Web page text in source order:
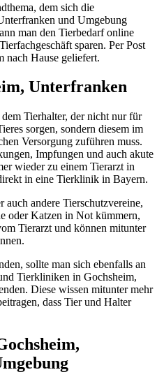
dem sich die
und Umgebung
man den Tierbedarf online
sparen. Per Post
nach Hause geliefert.
Unterfranken
Tierhalter, der nicht nur für
sorgen, sondern diesem im
Versorgung zuführen muss.
Impfungen und auch akute
wieder zu einem Tierarzt in
in eine Tierklinik in Bayern.
andere Tierschutzvereine,
oder Katzen in Not kümmern,
Tierarzt und können mitunter
sollte man sich ebenfalls an
Tierkliniken in Gochsheim,
Diese wissen mitunter mehr
dass Tier und Halter